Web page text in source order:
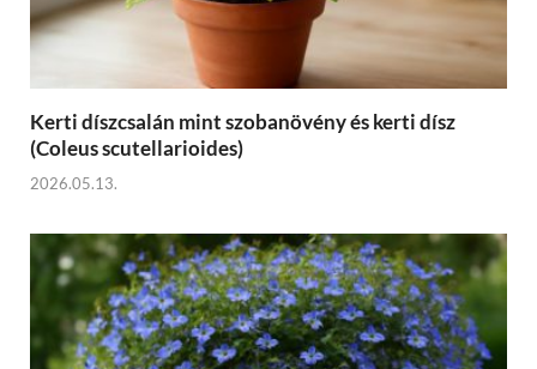
Kerti díszcsalán mint szobanövény és kerti dísz
(Coleus scutellarioides)
2026.05.13.